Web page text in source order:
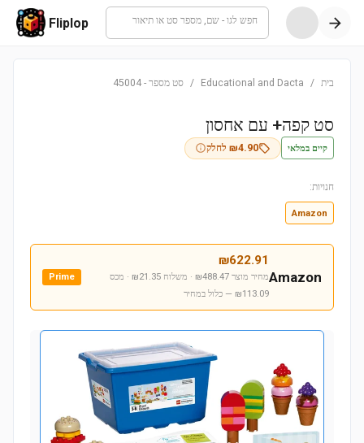
חפש לגו - שם, מספר סט או תיאור Fliplop
בית /
Educational and Dacta
/ סט מספר -
45004
סט קפה+ עם אחסון
קיים במלאי ₪4.90 לחלק
חנויות:
Amazon
Amazon
₪622.91
מחיר מוצר ₪488.47 · משלוח ₪21.35 · מכס
₪113.09 — כלול במחיר
Prime